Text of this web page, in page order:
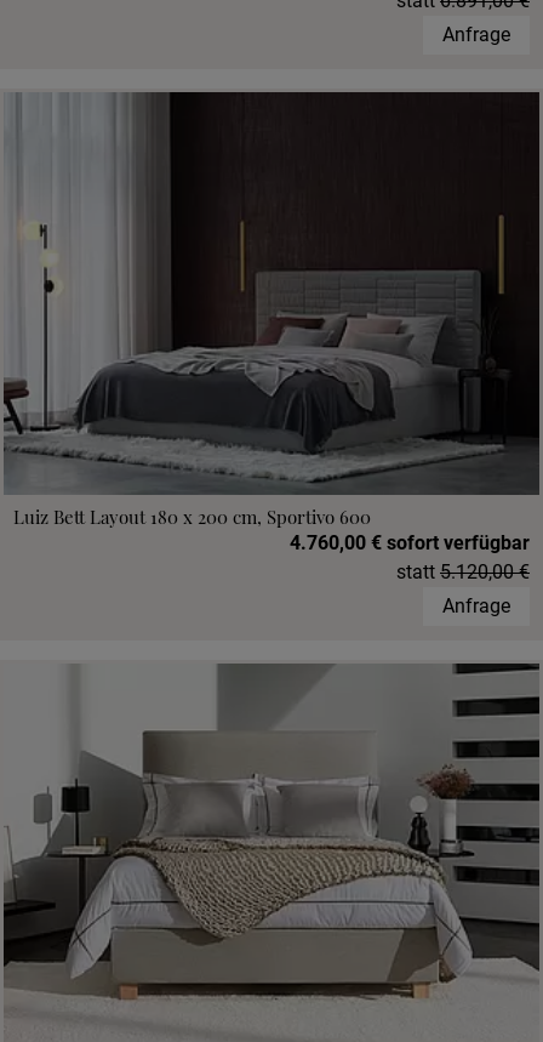
Anfrage
Luiz Bett Layout 180 x 200 cm, Sportivo 600
4.760,00 € sofort verfügbar
statt 5.120,00 €
Anfrage